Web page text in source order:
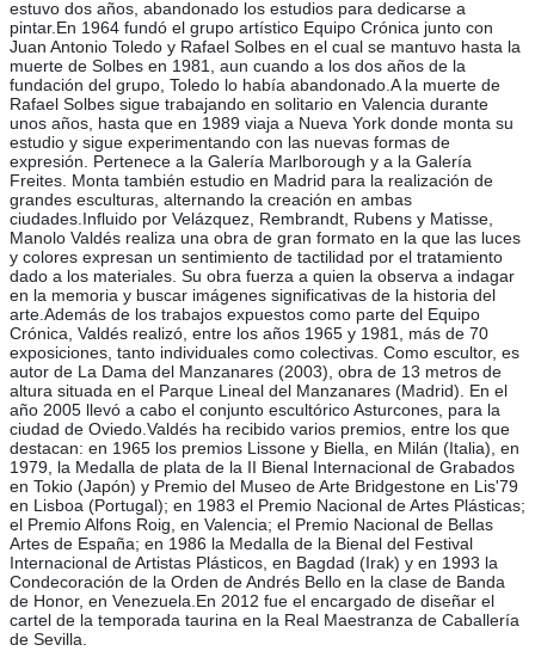
estuvo dos años, abandonado los estudios para dedicarse a
pintar.En 1964 fundó el grupo artístico Equipo Crónica junto con
Juan Antonio Toledo y Rafael Solbes en el cual se mantuvo hasta la
muerte de Solbes en 1981, aun cuando a los dos años de la
fundación del grupo, Toledo lo había abandonado.A la muerte de
Rafael Solbes sigue trabajando en solitario en Valencia durante
unos años, hasta que en 1989 viaja a Nueva York donde monta su
estudio y sigue experimentando con las nuevas formas de
expresión. Pertenece a la Galería Marlborough y a la Galería
Freites. Monta también estudio en Madrid para la realización de
grandes esculturas, alternando la creación en ambas
ciudades.Influido por Velázquez, Rembrandt, Rubens y Matisse,
Manolo Valdés realiza una obra de gran formato en la que las luces
y colores expresan un sentimiento de tactilidad por el tratamiento
dado a los materiales. Su obra fuerza a quien la observa a indagar
en la memoria y buscar imágenes significativas de la historia del
arte.Además de los trabajos expuestos como parte del Equipo
Crónica, Valdés realizó, entre los años 1965 y 1981, más de 70
exposiciones, tanto individuales como colectivas. Como escultor, es
autor de La Dama del Manzanares (2003), obra de 13 metros de
altura situada en el Parque Lineal del Manzanares (Madrid). En el
año 2005 llevó a cabo el conjunto escultórico Asturcones, para la
ciudad de Oviedo.Valdés ha recibido varios premios, entre los que
destacan: en 1965 los premios Lissone y Biella, en Milán (Italia), en
1979, la Medalla de plata de la II Bienal Internacional de Grabados
en Tokio (Japón) y Premio del Museo de Arte Bridgestone en Lis'79
en Lisboa (Portugal); en 1983 el Premio Nacional de Artes Plásticas;
el Premio Alfons Roig, en Valencia; el Premio Nacional de Bellas
Artes de España; en 1986 la Medalla de la Bienal del Festival
Internacional de Artistas Plásticos, en Bagdad (Irak) y en 1993 la
Condecoración de la Orden de Andrés Bello en la clase de Banda
de Honor, en Venezuela.En 2012 fue el encargado de diseñar el
cartel de la temporada taurina en la Real Maestranza de Caballería
de Sevilla.